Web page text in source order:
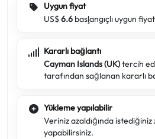
Uygun fiyat
US$6.6 başlangıçlı uygun
Kararlı bağlantı
Cayman Islands (UK)tercih
tarafından sağlanan kararlı
Yükleme yapılabilir
Veriniz azaldığında
yapabilirsiniz.